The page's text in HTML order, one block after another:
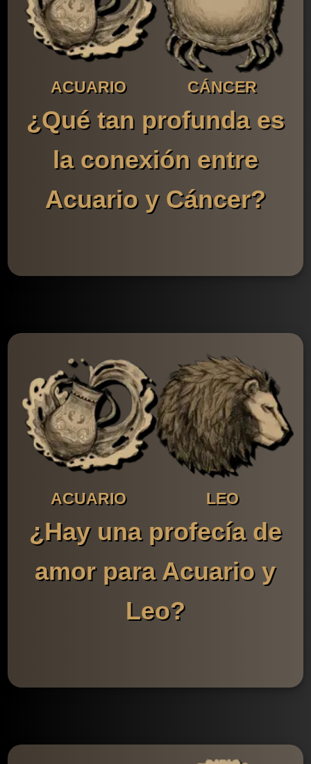
ACUARIO CÁNCER
¿Qué tan profunda es
la conexión entre
Acuario y Cáncer?
ACUARIO LEO
¿Hay una profecía de
amor para Acuario y
Leo?